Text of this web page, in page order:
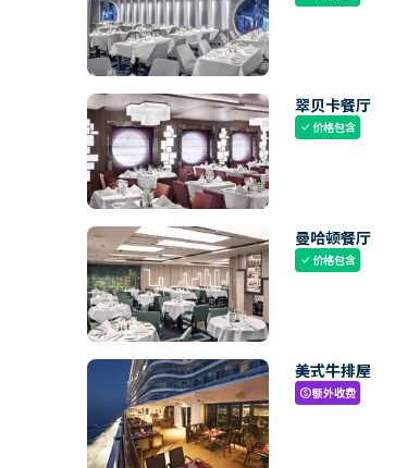
翠贝卡餐厅
check价格包含
曼哈顿餐厅
check价格包含
美式牛排屋
paid额外收费